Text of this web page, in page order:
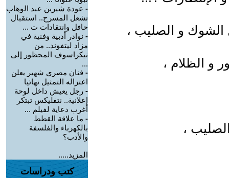
الشوك و الصليب ،
و الظلام ،
،
- عودة شيرين عبد الوهاب
تشعل المسرح.. استقبال
حافل وانتقادات ت ...
- نوادر أدبية وفنية في
مزاد ليتفوند.. من
نيكراسوف المحظور إلى
...
- فنان مصري شهير يعلن
اعتزاله التمثيل نهائيا
- رجل يعيش داخل لوحة
إعلانية.. نتفليكس تبتكر
أغرب دعاية لفيلم ...
- ما علاقة القطط
بالكهرباء والفلسفة
والأدب؟
المزيد.....
كتب ودراسات